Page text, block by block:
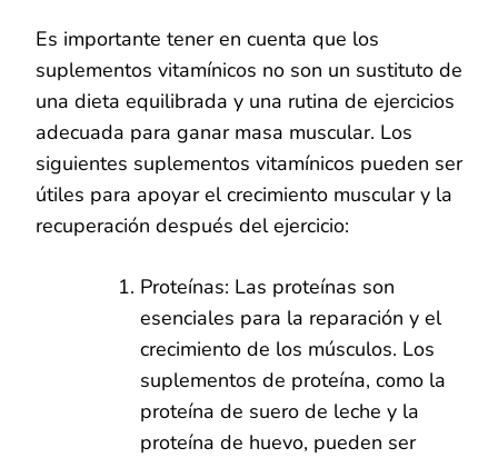
Es importante tener en cuenta que los
suplementos vitamínicos no son un sustituto de
una dieta equilibrada y una rutina de ejercicios
adecuada para ganar masa muscular. Los
siguientes suplementos vitamínicos pueden ser
útiles para apoyar el crecimiento muscular y la
recuperación después del ejercicio:
Proteínas: Las proteínas son
esenciales para la reparación y el
crecimiento de los músculos. Los
suplementos de proteína, como la
proteína de suero de leche y la
proteína de huevo, pueden ser